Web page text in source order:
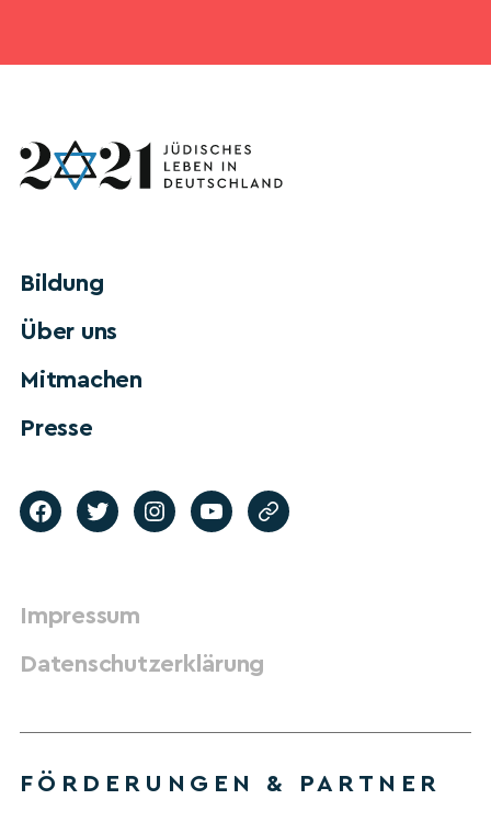
Bildung
Über uns
Mitmachen
Presse
Impressum
Datenschutzerklärung
FÖRDERUNGEN & PARTNER